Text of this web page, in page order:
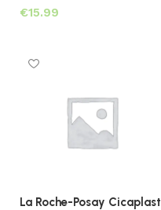
€
La Roche-Posay Cicaplast